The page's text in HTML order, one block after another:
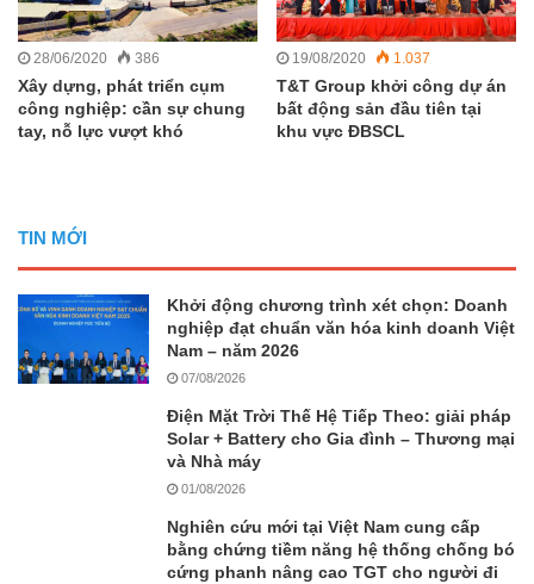
28/06/2020 386
Xây dựng, phát triển cụm
công nghiệp: cần sự chung
tay, nỗ lực vượt khó
19/08/2020 1.037
T&T Group khởi công dự án
bất động sản đầu tiên tại
khu vực ĐBSCL
TIN MỚI
Khởi động chương trình xét chọn: Doanh
nghiệp đạt chuẩn văn hóa kinh doanh Việt
Nam – năm 2026
07/08/2026
Điện Mặt Trời Thế Hệ Tiếp Theo: giải pháp
Solar + Battery cho Gia đình – Thương mại
và Nhà máy
01/08/2026
Nghiên cứu mới tại Việt Nam cung cấp
bằng chứng tiềm năng hệ thống chống bó
cứng phanh nâng cao TGT cho người đi